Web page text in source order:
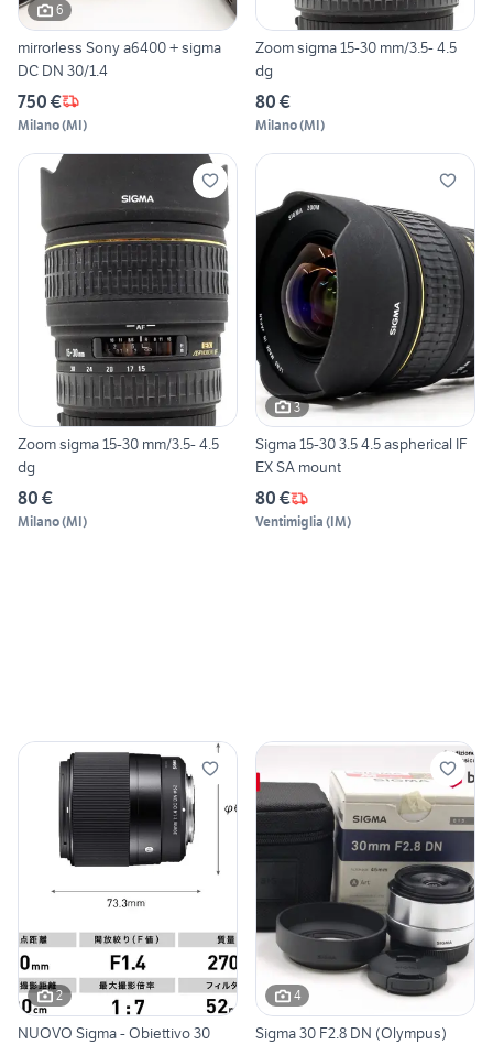
6
mirrorless Sony a6400 + sigma
DC DN 30/1.4
750 €
Milano(MI)
Zoom sigma 15-30 mm/3.5- 4.5
dg
80 €
Milano(MI)
Zoom sigma 15-30 mm/3.5- 4.5
dg
80 €
Milano(MI)
3
Sigma 15-30 3.5 4.5 aspherical IF
EX SA mount
80 €
Ventimiglia (IM)
2
NUOVO Sigma - Obiettivo 30
4
Sigma 30 F2.8 DN (Olympus)